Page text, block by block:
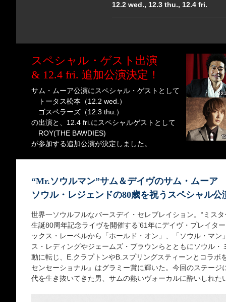
12.2 wed., 12.3 thu., 12.4 fri.
スペシャル・ゲスト出演
& 12.4 fri. 追加公演決定！
サム・ムーア公演にスペシャル・ゲストとして
トータス松本（12.2 wed.）
ゴスペラーズ（12.3 thu.）
の出演と、12.4 fri.にスペシャルゲストとして
ROY(THE BAWDIES)
が参加する追加公演が決定しました。
“Mr.ソウルマン”サム＆デイヴのサム・ムーア
ソウル・レジェンドの80歳を祝うスペシャル公
世界一ソウルフルなバースデイ・セレブレイション。“ミス
生誕80周年記念ライヴを開催する’61年にデイヴ・プレイタ
ックス・レーベルから「ホールド・オン」、「ソウル・マ
ス・レディングやジェームズ・ブラウンらとともにソウル
動に転じ、E.クラプトンやB.スプリングスティーンとコラボ
センセーショナル』はグラミー賞に輝いた。今回のステー
代を生き抜いてきた男、サムの熱いヴォーカルに酔いしれた